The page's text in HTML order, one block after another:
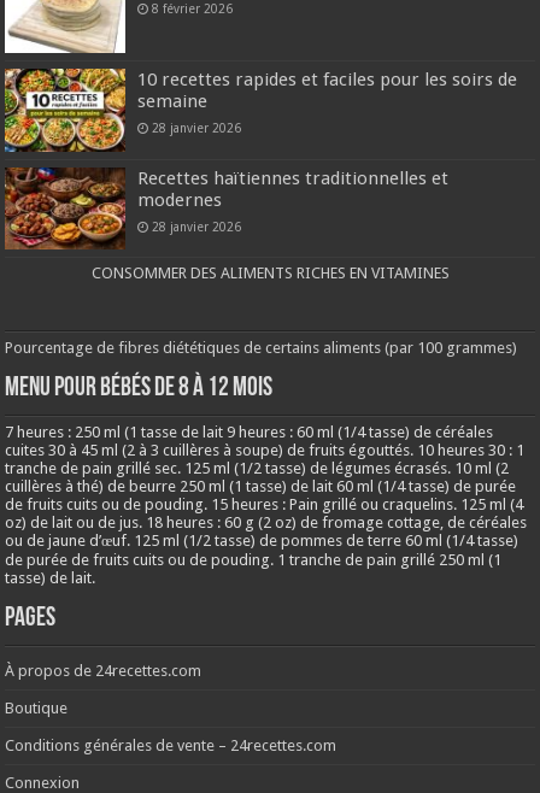
8 février 2026
10 recettes rapides et faciles pour les soirs de
semaine
28 janvier 2026
Recettes haïtiennes traditionnelles et
modernes
28 janvier 2026
CONSOMMER DES ALIMENTS RICHES EN VITAMINES
Pourcentage de fibres diététiques de certains aliments (par 100 grammes)
MENU POUR BÉBÉS DE 8 à 12 MOIS
7 heures : 250 ml (1 tasse de lait 9 heures : 60 ml (1/4 tasse) de céréales
cuites 30 à 45 ml (2 à 3 cuillères à soupe) de fruits égouttés. 10 heures 30 : 1
tranche de pain grillé sec. 125 ml (1/2 tasse) de légumes écrasés. 10 ml (2
cuillères à thé) de beurre 250 ml (1 tasse) de lait 60 ml (1/4 tasse) de purée
de fruits cuits ou de pouding. 15 heures : Pain grillé ou craquelins. 125 ml (4
oz) de lait ou de jus. 18 heures : 60 g (2 oz) de fromage cottage, de céréales
ou de jaune d’œuf. 125 ml (1/2 tasse) de pommes de terre 60 ml (1/4 tasse)
de purée de fruits cuits ou de pouding. 1 tranche de pain grillé 250 ml (1
tasse) de lait.
Pages
À propos de 24recettes.com
Boutique
Conditions générales de vente – 24recettes.com
Connexion